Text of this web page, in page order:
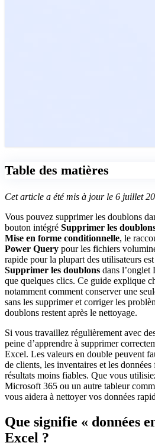
Table des matières
Cet article a été mis à jour le 6 juillet
Vous pouvez supprimer les doublons
bouton intégré Supprimer les
Mise en forme conditionnelle, le
Power Query pour les fichiers
rapide pour la plupart des utilisateurs
Supprimer les doublons dans l’onglet
que quelques clics. Ce guide explique
notamment comment conserver une
sans les supprimer et corriger les
doublons restent après le nettoyage.
Si vous travaillez régulièrement avec
peine d’apprendre à supprimer
Excel. Les valeurs en double peuvent
de clients, les inventaires et les
résultats moins fiables. Que vous
Microsoft 365 ou un autre tableur
vous aidera à nettoyer vos données
Que signifie « données
Excel ?